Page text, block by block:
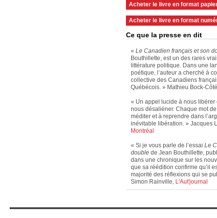
Acheter le livre en format
Acheter le livre en format
Ce que la presse en dit
« Le Canadien français et son
Bouthillette, est un des rares
littérature politique. Dans une
poétique, l’auteur a cherché à
collective des Canadiens
Québécois. » Mathieu Bock-
« Un appel lucide à nous
nous ­désaliéner. Chaque mot
méditer et à reprendre dans
inévitable libération. » Jacques
Montréal
« Si je vous parle de l’essai Le
double de Jean Bouthillette,
dans une chronique sur les
que sa réédition confirme qu’il
majorité des réflexions qui se
Simon Rainville, L'Aut'journal